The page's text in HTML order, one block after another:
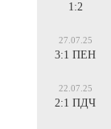
1:2
27.07.25
3:1 ПЕН
22.07.25
2:1 ПДЧ